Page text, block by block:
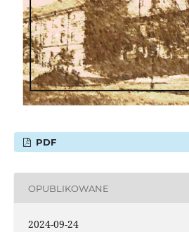
PDF
OPUBLIKOWANE
2024-09-24